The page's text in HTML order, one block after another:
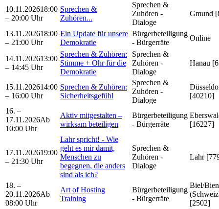
10.11.202618:00
– 20:00 Uhr
Sprechen &
Zuhören...
Sprechen &
Zuhören -
Dialoge
Gmund
13.11.202618:00
– 21:00 Uhr
Ein Update für unsere
Demokratie
Bürgerbeteiligung
- Bürgerräte
Online
14.11.202613:00
– 14:45 Uhr
Sprechen & Zuhören:
Stimme + Ohr für die
Demokratie
Sprechen &
Zuhören -
Dialoge
Hanau
15.11.202614:00
– 16:00 Uhr
Sprechen & Zuhören:
Sicherheitsgefühl
Sprechen &
Zuhören -
Dialoge
[40210]
16. –
17.11.2026Ab
10:00 Uhr
Aktiv mitgestalten –
wirksam beteiligen
Bürgerbeteiligung
- Bürgerräte
[16227]
17.11.202619:00
– 21:30 Uhr
Lahr spricht! - Wie
geht es mir damit,
Menschen zu
begegnen, die anders
sind als ich?
Sprechen &
Zuhören -
Dialoge
Lahr
18. –
20.11.2026Ab
08:00 Uhr
Art of Hosting
Training
Bürgerbeteiligung
- Bürgerräte
Biel/
[2502]